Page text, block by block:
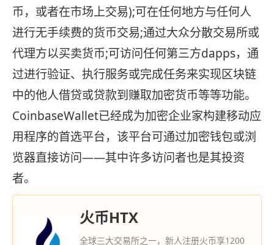
币，或者在市场上交易);可在任何地方与任何人
进行无手续费的货币交易;通过大众分散交易所或
代理方以买卖货币;可访问任何第三方dapps，通
过进行验证、执行服务或完成任务来实现区块链
中的他人借贷或贷款到赚取加密货币等等功能。
CoinbaseWallet已经成为加密企业家构建移动应
用程序的首选平台，该平台可通过加密钱包或浏
览器直接访问——其中许多访问者也是其投资
者。
火币HTX
全球三大交易所之一，新人注册火币享1200